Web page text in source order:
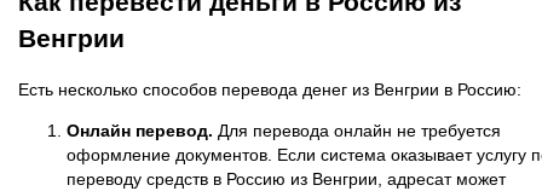
Венгрии
Есть несколько способов перевода денег из Венгрии в Россию:
Онлайн перевод. Для перевода онлайн не требуется
оформление документов. Если система оказывает услугу
переводу средств в Россию из Венгрии, адресат может